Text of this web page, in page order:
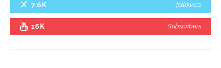
7.6K followers
16K Subscribers